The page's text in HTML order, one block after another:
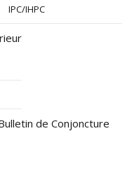
IPC/IHPC
de Conjoncture